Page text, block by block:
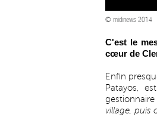
© midinews 2014
C'est le
cœur de
Enfin
Patayos,
village, puis